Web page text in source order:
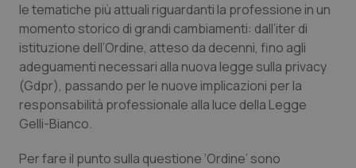
Marche
Molise
Piemonte
Donna & Salute
Epatiti
HIV
le tematiche più attuali riguardanti la professione in un
momento storico di grandi cambiamenti: dall’iter di
istituzione dell’Ordine, atteso da decenni, fino agli
adeguamenti necessari alla nuova legge sulla privacy
(Gdpr), passando per le nuove implicazioni per la
responsabilità professionale alla luce della Legge
Gelli-Bianco.
Per fare il punto sulla questione ‘Ordine’ sono